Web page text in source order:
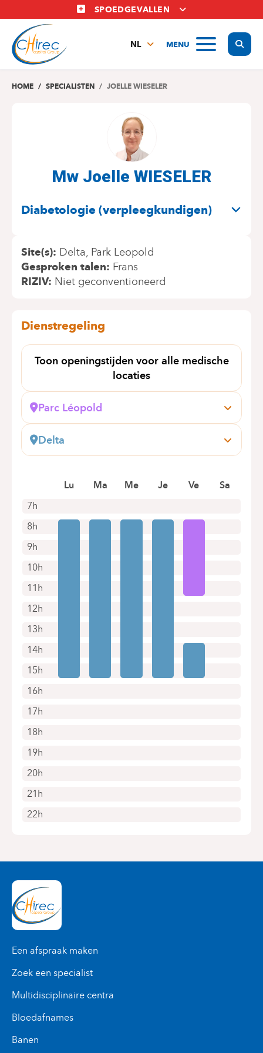
en
naar
inhoud
SPOEDGEVALLEN
MENU
NL
EN
HOME SPECIALISTEN JOELLE WIESELER
Mw Joelle WIESELER
Diabetologie (verpleegkundigen)
Site(s) Delta Park Leopold
Gesproken talen Frans
RIZIV Niet geconventioneerd
Dienstregeling
Toon openingstijden voor alle medische
locaties
Parc Léopold
Rue du Trône, 100
1050 Bruxelles (Ixelles)
Delta
Boulevard du Triomphe, 201
+32 2 434 81 17
Alleen telefonische afspraken
7h
8h
9h
10h
11h
12h
13h
14h
15h
16h
17h
18h
19h
20h
21h
22h
Lu Ma Me Je Ve Sa
Een afspraak maken
Zoek een specialist
Multidisciplinaire centra
Bloedafnames
Banen